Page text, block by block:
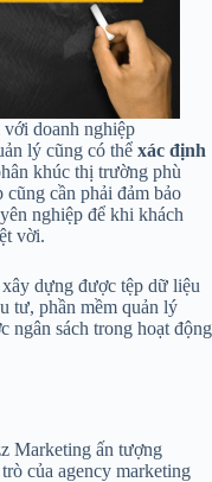
doanh nghiệp
lý cũng có thể xác định
khúc thị trường phù
cần phải đảm bảo
nghiệp để khi khách
vời.
dựng được tệp dữ liệu
tư, phần mềm quản lý
ngân sách trong hoạt động
Marketing ấn tượng
của agency marketing